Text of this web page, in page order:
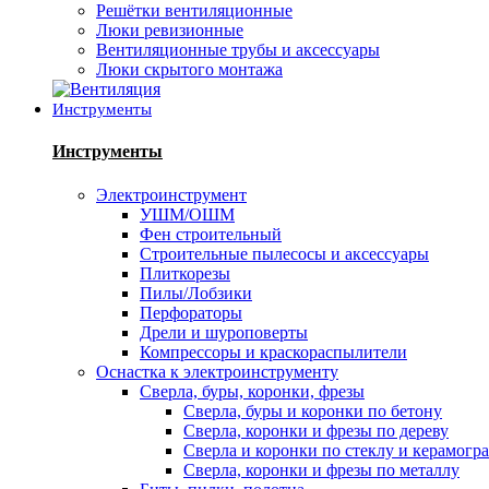
Решётки вентиляционные
Люки ревизионные
Вентиляционные трубы и аксессуары
Люки скрытого монтажа
Инструменты
Инструменты
Электроинструмент
УШМ/ОШМ
Фен строительный
Строительные пылесосы и аксессуары
Плиткорезы
Пилы/Лобзики
Перфораторы
Дрели и шуроповерты
Компрессоры и краскораспылители
Оснастка к электроинструменту
Сверла, буры, коронки, фрезы
Сверла, буры и коронки по бетону
Сверла, коронки и фрезы по дереву
Сверла и коронки по стеклу и
Сверла, коронки и фрезы по металлу